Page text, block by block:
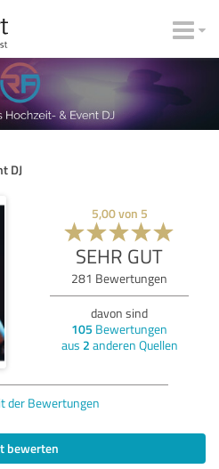
DJ
5,00von 5
SEHR GUT
281 Bewertungen
davon sind
105 Bewertungen
aus 2 anderen Quellen
der Bewertungen
bewerten